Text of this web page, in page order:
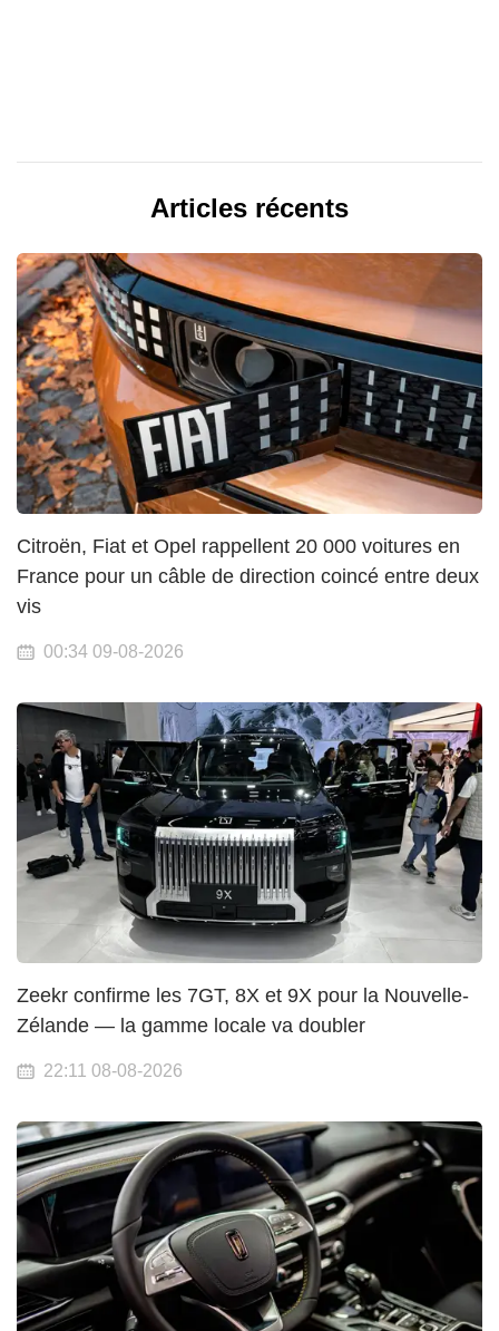
Articles récents
Citroën, Fiat et Opel rappellent 20 000 voitures en
France pour un câble de direction coincé entre deux
vis
00:34 09-08-2026
Zeekr confirme les 7GT, 8X et 9X pour la Nouvelle-
Zélande — la gamme locale va doubler
22:11 08-08-2026